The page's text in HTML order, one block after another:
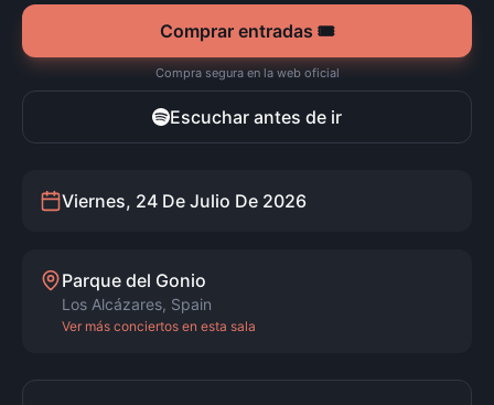
Comprar entradas 🎟️
Compra segura en la web oficial
Escuchar antes de ir
Viernes, 24 De Julio De 2026
Parque del Gonio
Los Alcázares, Spain
Ver más conciertos en esta sala